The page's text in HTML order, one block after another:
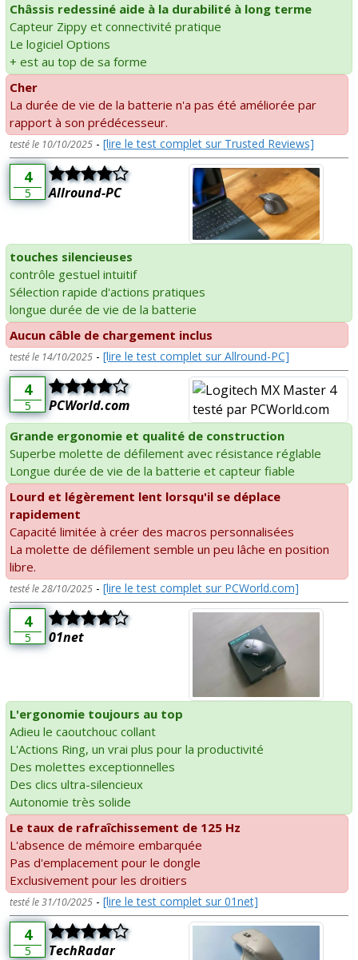
Châssis redessiné aide à la durabilité à long terme
Capteur Zippy et connectivité pratique
Le logiciel Options
+ est au top de sa forme
Cher
La durée de vie de la batterie n'a pas été améliorée par
rapport à son prédécesseur.
testé le 10/10/2025 - [lire le test complet sur Trusted Reviews]
4
5 Allround-PC
touches silencieuses
contrôle gestuel intuitif
Sélection rapide d'actions pratiques
longue durée de vie de la batterie
Aucun câble de chargement inclus
testé le 14/10/2025 - [lire le test complet sur Allround-PC]
4
5 PCWorld.com
Grande ergonomie et qualité de construction
Superbe molette de défilement avec résistance réglable
Longue durée de vie de la batterie et capteur fiable
Lourd et légèrement lent lorsqu'il se déplace
rapidement
Capacité limitée à créer des macros personnalisées
La molette de défilement semble un peu lâche en position
libre.
testé le 28/10/2025 - [lire le test complet sur PCWorld.com]
4
5 01net
L'ergonomie toujours au top
Adieu le caoutchouc collant
L'Actions Ring, un vrai plus pour la productivité
Des molettes exceptionnelles
Des clics ultra-silencieux
Autonomie très solide
Le taux de rafraîchissement de 125 Hz
L'absence de mémoire embarquée
Pas d'emplacement pour le dongle
Exclusivement pour les droitiers
testé le 31/10/2025 - [lire le test complet sur 01net]
4
5 TechRadar